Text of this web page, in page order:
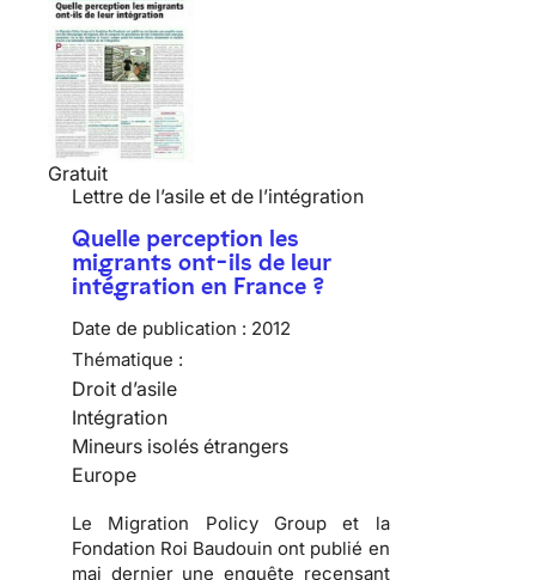
Gratuit
Lettre de l’asile et de l’intégration
Quelle perception les
migrants ont-ils de leur
intégration en France ?
Date de publication : 2012
Thématique :
Droit d’asile
Intégration
Mineurs isolés étrangers
Europe
Le Migration Policy Group et la
Fondation Roi Baudouin ont publié en
mai dernier une enquête recensant